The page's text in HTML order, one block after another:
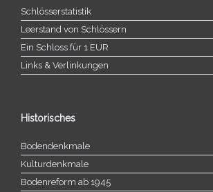
Schlösserstatistik
Leerstand von Schlössern
Ein Schloss für 1 EUR
Links & Verlinkungen
Historisches
Bodendenkmale
Kulturdenkmale
Bodenreform ab 1945